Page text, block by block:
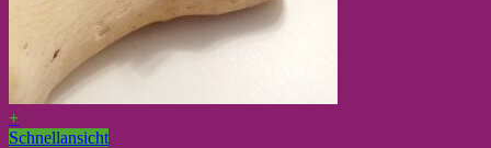
+
Schnellansicht